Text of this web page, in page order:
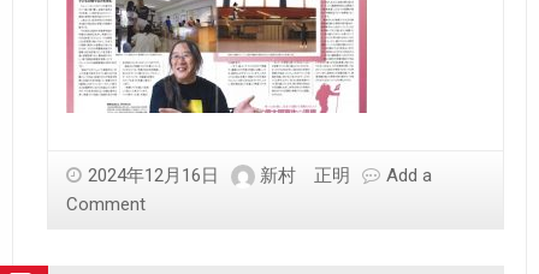
2024年12月16日 新村 正明
Add a
Comment